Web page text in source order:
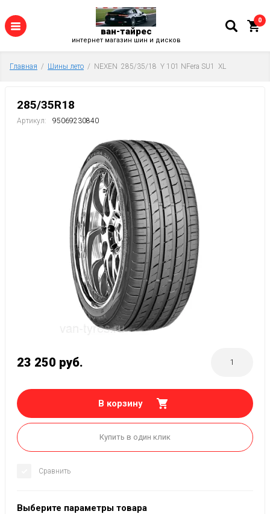
ван-тайрес
интернет магазин шин и дисков
0
Главная
  /
Шины лето
  /  NEXEN  285/35/18  Y 101 NFera SU1  XL
285/35R18
Артикул: 95069230840
23 250 руб.
В корзину
Купить в один клик
Сравнить
Выберите параметры товара